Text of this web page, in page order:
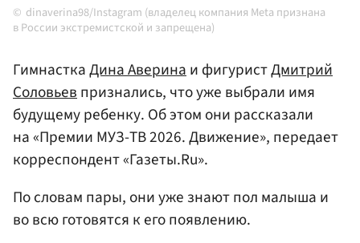
dinaverina98/Instagram (владелец компания Meta признана
в России экстремистской и запрещена)
ГимнасткаДина Аверинаи фигуристДмитрий
Соловьевпризнались, что уже выбрали имя
будущему ребенку. Об этом они рассказали
на «Премии МУЗ-ТВ 2026. Движение», передает
корреспондент «Газеты.Ru».
По словам пары, они уже знают пол малыша и
во всю готовятся к его появлению.